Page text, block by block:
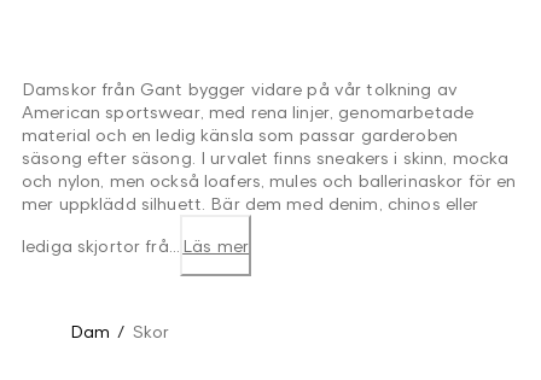
Damskor från Gant bygger vidare på vår tolkning av
American sportswear, med rena linjer, genomarbetade
material och en ledig känsla som passar garderoben
säsong efter säsong. I urvalet finns sneakers i skinn, mocka
och nylon, men också loafers, mules och ballerinaskor för en
mer uppklädd silhuett. Bär dem med denim, chinos eller
lediga skjortor frå... Läs mer
Dam / Skor